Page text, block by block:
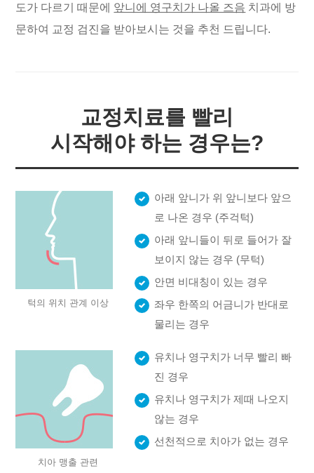
도가 다르기 때문에 앞니에 영구치가 나올 즈음 치과에 방
문하여 교정 검진을 받아보시는 것을 추천 드립니다.
교정치료를 빨리
시작해야 하는 경우는?
턱의 위치 관계 이상
아래 앞니가 위 앞니보다 앞으
로 나온 경우 (주걱턱)
아래 앞니들이 뒤로 들어가 잘
보이지 않는 경우 (무턱)
안면 비대칭이 있는 경우
좌우 한쪽의 어금니가 반대로
물리는 경우
치아 맹출 관련
유치나 영구치가 너무 빨리 빠
진 경우
유치나 영구치가 제때 나오지
않는 경우
선천적으로 치아가 없는 경우